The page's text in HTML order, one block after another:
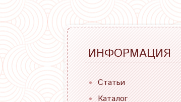
ИНФОРМАЦИЯ
Статьи
Каталог